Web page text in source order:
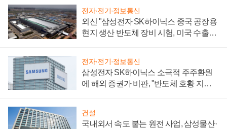
전자·전기·정보통신
외신 "삼성전자 SK하이닉스 중국 공장용
현지 생산 반도체 장비 시험, 미국 수출통
전자·전기·정보통신
삼성전자 SK하이닉스 소극적 주주환원
에 해외 증권가 비판, "반도체 호황 지속
건설
국내외서 속도 붙는 원전 사업, 삼성물산·